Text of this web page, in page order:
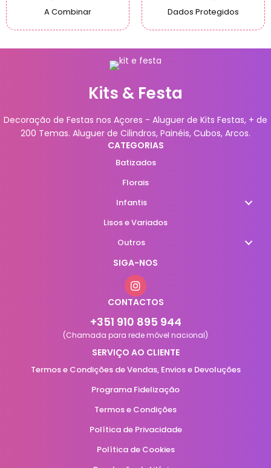
A Combinar Dados Protegidos
Kits & Festa
Decoração de Festas nos Açores - Aluguer de Kits Festas, + de
200 Temas. Aluguer de Cilindros, Painéis, Cubos, Arcos.
CATEGORIAS
Batizados
Florais
Infantis
Lisos e Variados
Outros
SIGA-NOS
CONTACTOS
+351 910 895 944
(Chamada para rede móvel nacional)
SERVIÇO AO CLIENTE
Termos e Condições de Vendas, Envios e Devoluções
Programa Fidelização
Termos e Condições
Política de Privacidade
Política de Cookies